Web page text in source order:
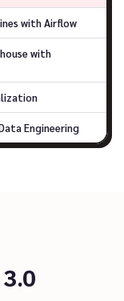
with Airflow
with
Engineering